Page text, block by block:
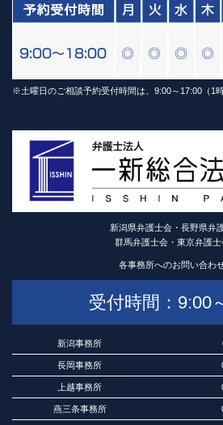
※土曜日のご相談予約受付時間は、9:00～17:00（1
新潟県弁護士会・長野県弁
群馬弁護士会・東京弁護士
各事務所へのお問い合わせ
受付時間：9:00
新潟事務所
長岡事務所
上越事務所
燕三条事務所